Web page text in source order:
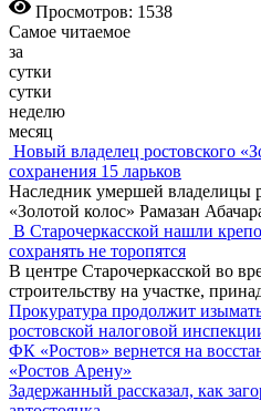
Просмотров: 1538
Самое читаемое
за
сутки
сутки
неделю
месяц
Новый владелец ростовского
сохранения 15 ларьков
Наследник умершей владелицы
«Золотой колос» Рамазан
В Старочеркасской нашли
сохранять не торопятся
В центре Старочеркасской во
строительству на участке,
Прокуратура продолжит
ростовской налоговой
ФК «Ростов» вернется на
«Ростов Арену»
Задержанный рассказал, как